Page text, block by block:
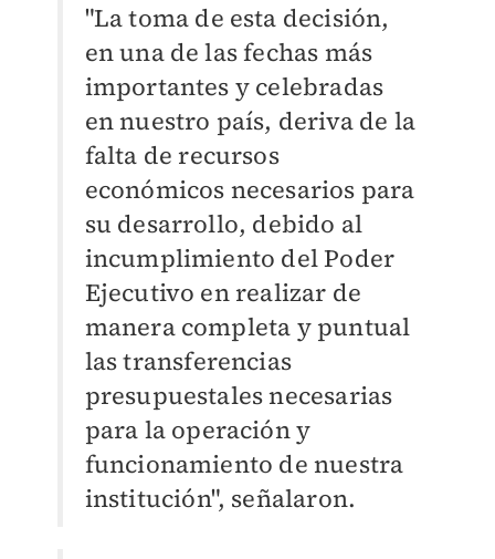
"La toma de esta decisión,
en una de las fechas más
importantes y celebradas
en nuestro país, deriva de la
falta de recursos
económicos necesarios para
su desarrollo, debido al
incumplimiento del Poder
Ejecutivo en realizar de
manera completa y puntual
las transferencias
presupuestales necesarias
para la operación y
funcionamiento de nuestra
institución", señalaron.